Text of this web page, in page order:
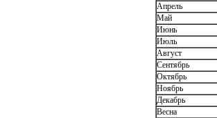
Апрель
Май
Июнь
Июль
Август
Сентябрь
Октябрь
Ноябрь
Декабрь
Весна